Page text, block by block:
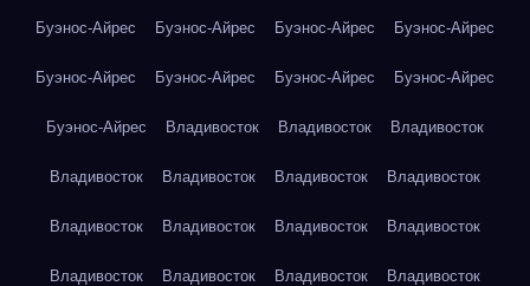
Буэнос-Айрес Буэнос-Айрес Буэнос-Айрес Буэнос-Айрес
Буэнос-Айрес Буэнос-Айрес Буэнос-Айрес Буэнос-Айрес
Буэнос-Айрес Владивосток Владивосток Владивосток
Владивосток Владивосток Владивосток Владивосток
Владивосток Владивосток Владивосток Владивосток
Владивосток Владивосток Владивосток Владивосток